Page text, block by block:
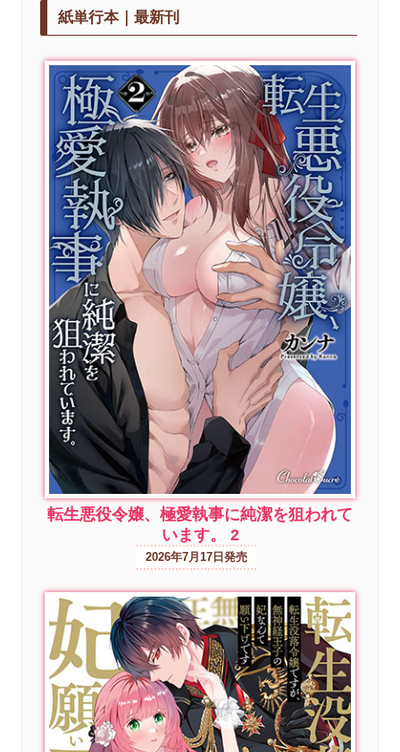
紙単行本｜最新刊
転生悪役令嬢、極愛執事に純潔を狙われて
います。 2
2026年7月17日